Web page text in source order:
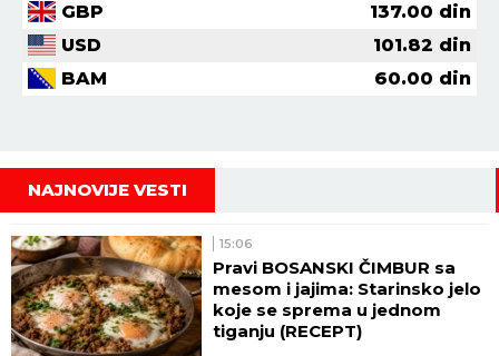
GBP
137.00 din
USD
101.82 din
BAM
60.00 din
NAJNOVIJE VESTI
15:06
Pravi BOSANSKI ČIMBUR sa
mesom i jajima: Starinsko jelo
koje se sprema u jednom
tiganju (RECEPT)